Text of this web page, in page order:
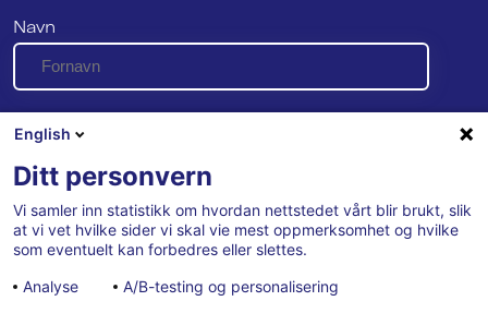
Navn
E-post
Se vår personvernerklæring her
English
Ditt personvern
Vi samler inn statistikk om hvordan nettstedet vårt blir brukt, slik
at vi vet hvilke sider vi skal vie mest oppmerksomhet og hvilke
som eventuelt kan forbedres eller slettes.
Analyse
A/B-testing og personalisering